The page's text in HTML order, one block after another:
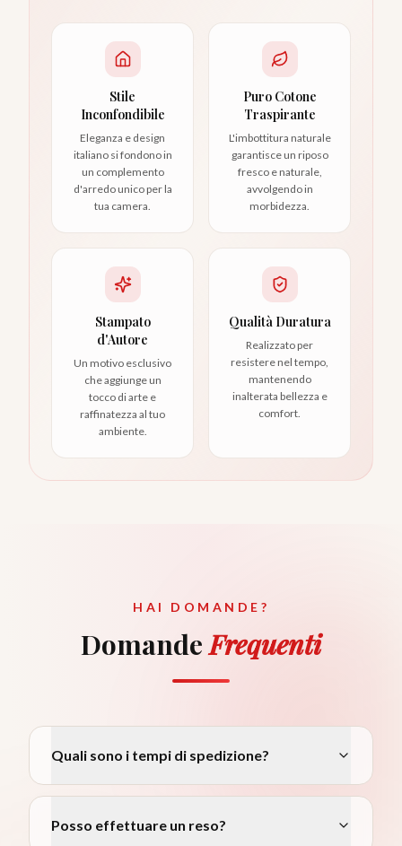
Stile
Inconfondibile
Eleganza e design
italiano si fondono in
un complemento
d'arredo unico per la
tua camera.
Puro Cotone
Traspirante
L'imbottitura naturale
garantisce un riposo
fresco e naturale,
avvolgendo in
morbidezza.
Stampato
d'Autore
Un motivo esclusivo
che aggiunge un
tocco di arte e
raffinatezza al tuo
ambiente.
Qualità Duratura
Realizzato per
resistere nel tempo,
mantenendo
inalterata bellezza e
comfort.
HAI DOMANDE?
DomandeFrequenti
Quali sono i tempi di spedizione?
Posso effettuare un reso?